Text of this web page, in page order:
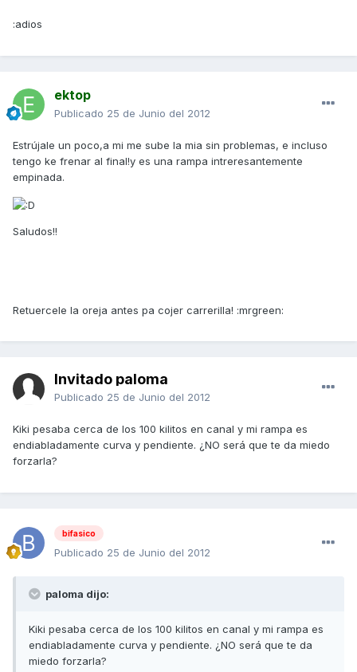
:adios
ektop
Publicado 25 de Junio del 2012
Estrújale un poco,a mi me sube la mia sin problemas, e incluso
tengo ke frenar al final!y es una rampa intreresantemente
empinada.
Saludos!!
Retuercele la oreja antes pa cojer carrerilla! :mrgreen:
Invitado paloma
Publicado 25 de Junio del 2012
Kiki pesaba cerca de los 100 kilitos en canal y mi rampa es
endiabladamente curva y pendiente. ¿NO será que te da miedo
forzarla?
bifasico
Publicado 25 de Junio del 2012
paloma dijo:
Kiki pesaba cerca de los 100 kilitos en canal y mi rampa es
endiabladamente curva y pendiente. ¿NO será que te da
miedo forzarla?